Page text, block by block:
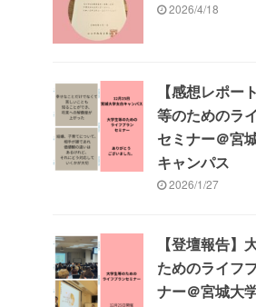
2026/4/18
【感想レポー
等のためのラ
セミナー＠宮
キャンパス
2026/1/27
【登壇報告】
ためのライフ
ナー＠宮城大